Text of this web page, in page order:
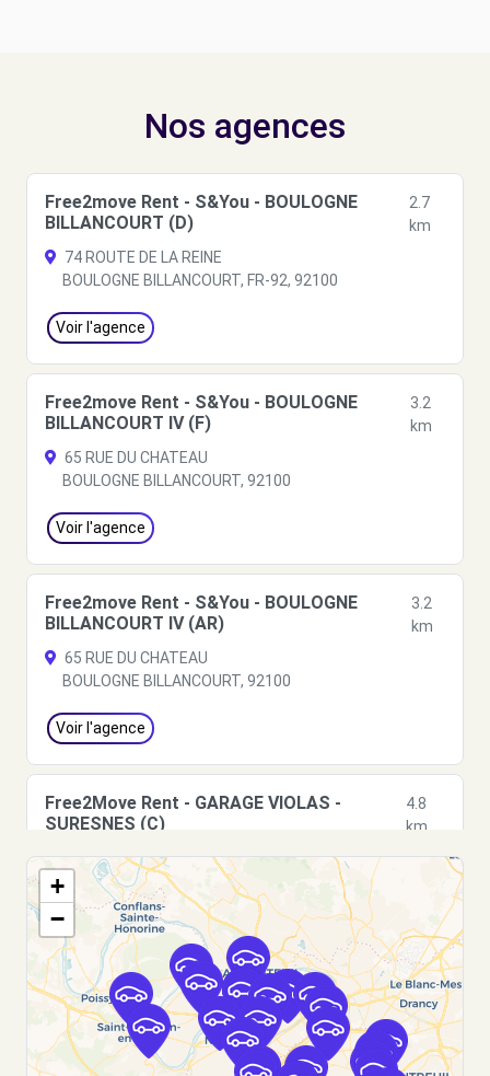
Nos agences
Free2move Rent - S&You - BOULOGNE
BILLANCOURT (D)
2.7
km
74 ROUTE DE LA REINE
BOULOGNE BILLANCOURT, FR-92, 92100
Voir l'agence
Free2move Rent - S&You - BOULOGNE
BILLANCOURT IV (F)
3.2
km
65 RUE DU CHATEAU
BOULOGNE BILLANCOURT, 92100
Voir l'agence
Free2move Rent - S&You - BOULOGNE
BILLANCOURT IV (AR)
3.2
km
65 RUE DU CHATEAU
BOULOGNE BILLANCOURT, 92100
Voir l'agence
Free2Move Rent - GARAGE VIOLAS -
SURESNES (C)
4.8
km
13 RUE DE ST-CLOUD
SURESNES, 92150
Voir l'agence
Free2move Rent - S&You - VELIZY (P)
5.3 km
27 TER AVENUE LOUIS BREGUET
VELIZY VILLACOUBLAY, 78140
+
−